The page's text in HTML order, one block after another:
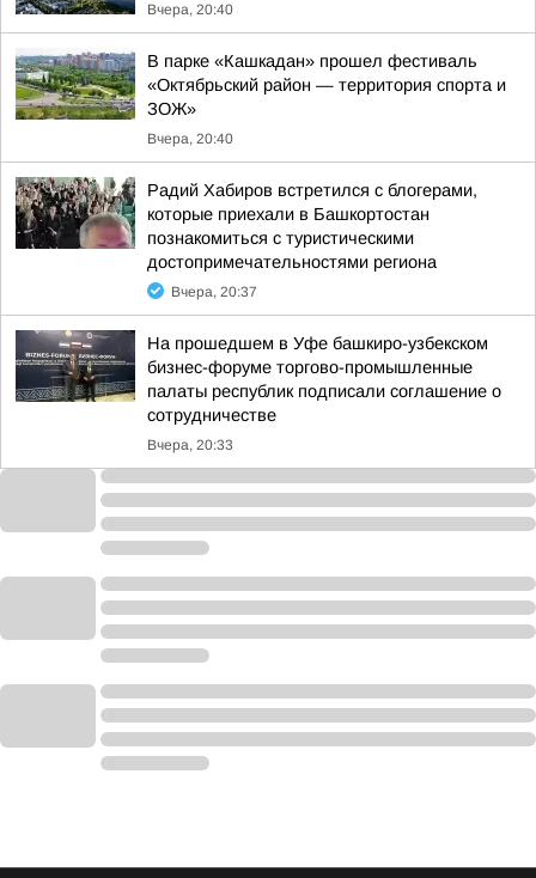
Вчера, 20:40
В парке «Кашкадан» прошел фестиваль
«Октябрьский район — территория спорта и
ЗОЖ»
Вчера, 20:40
Радий Хабиров встретился с блогерами,
которые приехали в Башкортостан
познакомиться с туристическими
достопримечательностями региона
Вчера, 20:37
На прошедшем в Уфе башкиро-узбекском
бизнес-форуме торгово-промышленные
палаты республик подписали соглашение о
сотрудничестве
Вчера, 20:33